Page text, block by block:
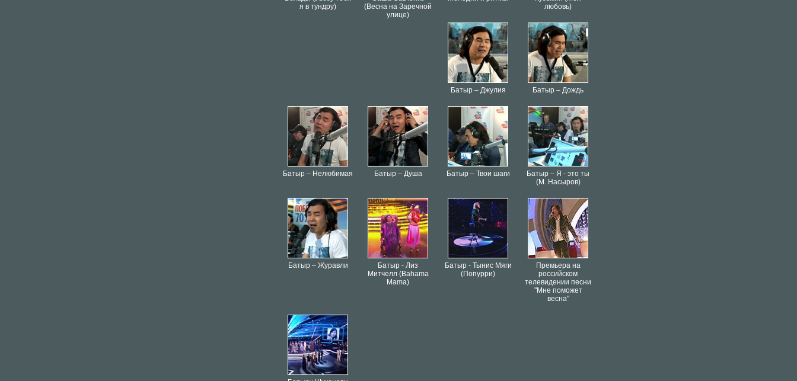
я в тундру)
(Весна на Заречной
улице)
любовь)
Батыр – Джулия Батыр – Дождь
Батыр – Нелюбимая Батыр – Душа Батыр – Твои шаги
Батыр – Я - это ты
(М. Насыров)
Батыр – Журавли
Батыр - Лиз
Митчелл (Bahama
Mama)
Батыр - Тынис Мяги
(Попурри)
Премьера на
российском
телевидении песни
"Мне поможет
весна"